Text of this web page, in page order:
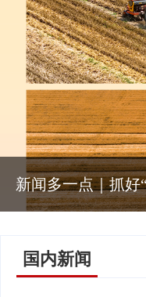
新闻多一点｜抓好
国内新闻